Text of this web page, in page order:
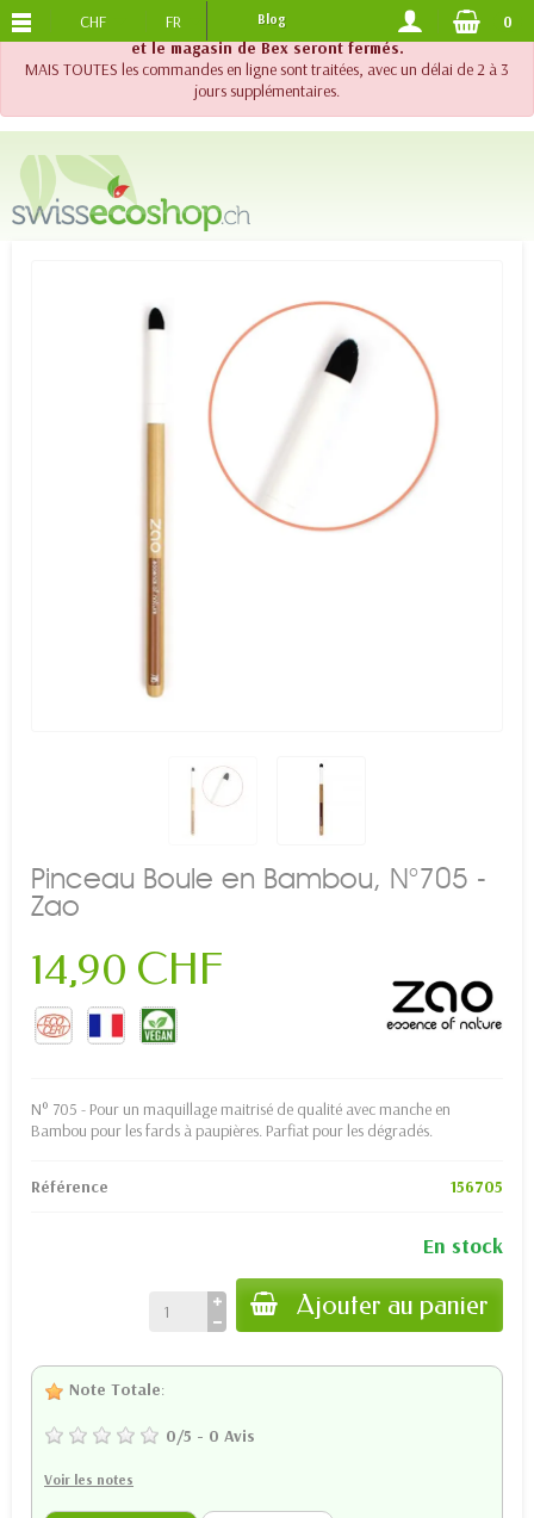
!! Important !! Jusqu'au 20 août 2026, le support téléphonique
et le magasin de Bex seront fermés.
MAIS TOUTES les commandes en ligne sont traitées, avec un délai de 2 à 3
jours supplémentaires.
PORTS OFFERTS DES 120.-
CHF FR Blog 0
Pinceau Boule en Bambou, N°705 -
Zao
14,90 CHF
N° 705 - Pour un maquillage maitrisé de qualité avec manche en
Bambou pour les fards à paupières. Parfiat pour les dégradés.
Référence 156705
En stock
Ajouter au panier
Note Totale:
0/5 - 0 Avis
Voir les notes